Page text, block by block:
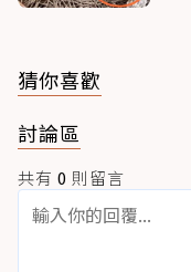
猜你喜歡
討論區
共有 0 則留言